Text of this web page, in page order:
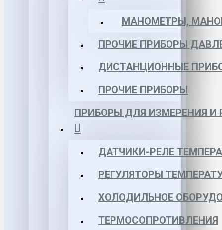
МАНОМЕТРЫ,
ПРОЧИЕ ПРИБОРЫ
ДИСТАНЦИОННЫЕ
ПРОЧИЕ ПРИБОРЫ
ПРИБОРЫ ДЛЯ ИЗМЕРЕНИЯ И
ДАТЧИКИ-РЕЛЕ
РЕГУЛЯТОРЫ
ХОЛОДИЛЬНОЕ
ТЕРМОСОПРОТИВЛЕНИЯ